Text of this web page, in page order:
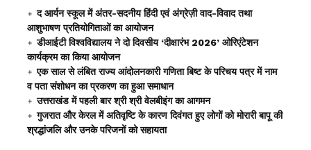
द आर्यन स्कूल में अंतर-सदनीय हिंदी एवं अंग्रेज़ी वाद-विवाद तथा
आशुभाषण प्रतियोगिताओं का आयोजन
डीआईटी विश्वविद्यालय ने दो दिवसीय ‘दीक्षारंभ 2026’ ओरिएंटेशन
कार्यक्रम का किया आयोजन
एक साल से लंबित राज्य आंदोलनकारी गणिता बिष्ट के परिचय पत्र में नाम
व पता संशोधन का प्रकरण का हुआ समाधान
उत्तराखंड में पहली बार श्री श्री वेलबीइंग का आगमन
गुजरात और केरल में अतिवृष्टि के कारण दिवंगत हुए लोगों को मोरारी बापू की
श्रद्धांजलि और उनके परिजनों को सहायता